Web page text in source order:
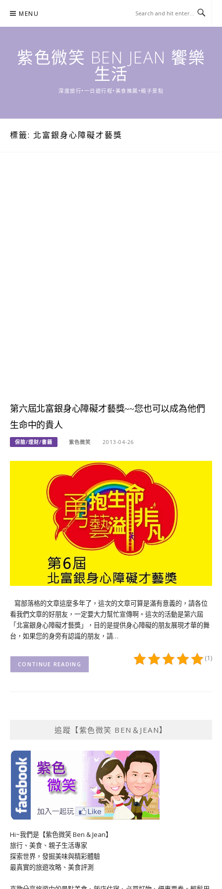
content
MENU
紫色微笑 BEN JEAN 饗樂
生活
深度旅行•一日遊行程•美食推薦•親子景點
標籤: 北富銀身心障礙才藝獎
第六屆北富銀身心障礙才藝獎~~您也可以成為他們
生命中的貴人
保險/理財/書籍 紫色微笑 2013-04-26
寫部落格的文章這麼多年了，這次的文章可算是滿有意義的，請各位
看我們文章的好朋友，一定要大力幫忙宣傳啊。這次的活動是第六屆
「北富銀身心障礙才藝獎」，目的是提供身心障礙的朋友展現才華的舞
台，如果您的身旁有認識的朋友，請…
(1)
CONTINUE READING
追蹤【紫色微笑 BEN＆JEAN】
Hi~我們是【紫色微笑 Ben & Jean】
旅行、美食、親子生活專家
探索世界，發掘美味與精彩體驗
最真實的旅遊攻略、美食評測